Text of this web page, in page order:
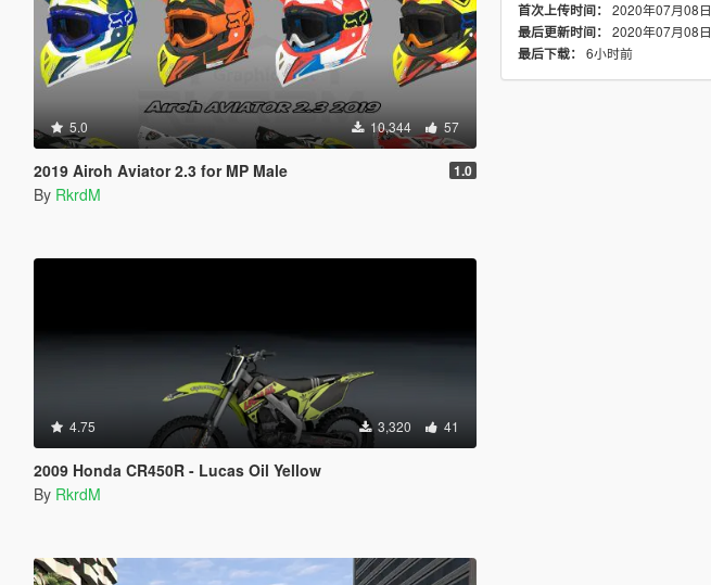
5.0 10,344 57
2019 Airoh Aviator 2.3 for MP Male 1.0
By RkrdM
4.75 3,320 41
2009 Honda CR450R - Lucas Oil Yellow
By RkrdM
首次上传时间： 2020年07月08日
最后更新时间： 2020年07月08日
最后下载： 6小时前